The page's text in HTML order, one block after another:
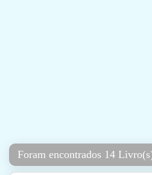
Foram encontrados 14